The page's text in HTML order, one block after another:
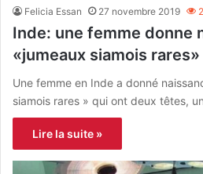
Felicia Essan 27 novembre 2019
Inde: une femme donne
«jumeaux siamois rares»
Une femme en Inde a donné
siamois rares » qui ont deux têtes,
Lire la suite »